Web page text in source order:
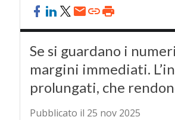
Se si guardano i
margini immediati.
prolungati, che
Pubblicato il 25 nov 2025